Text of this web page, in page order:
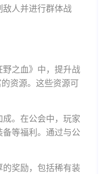
人并进行群体战
之血》中，提升战
资源。这些资源可
。在公会中，玩家
等福利。通过与公
奖励，包括稀有装